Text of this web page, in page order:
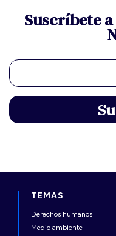
Suscríbete
TEMAS
Derechos humanos
Medio ambiente